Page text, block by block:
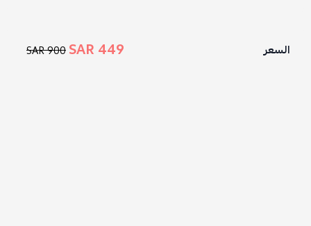
السعر 449 SAR
900 SAR